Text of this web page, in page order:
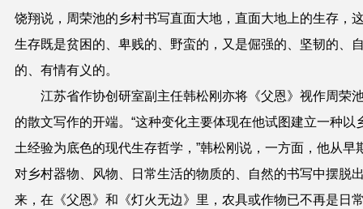
饶翔说，周荣池的乡村书写直面大地，直面大地上的生存，
生存既是贫困的、卑贱的、野蛮的，又是倔强的、坚韧的、
的、有情有义的。
江苏省作协创研室副主任韩松刚亦将《父恩》视作周荣
的散文写作的开端。“这种变化主要体现在他试图建立一种以
土经验为底色的现代生存哲学，”韩松刚说，一方面，他从早
对乡村器物、风物、日常生活的物质的、自然的书写中摆脱
来，在《父恩》和《灯火无边》里，农具或作物已不再是日